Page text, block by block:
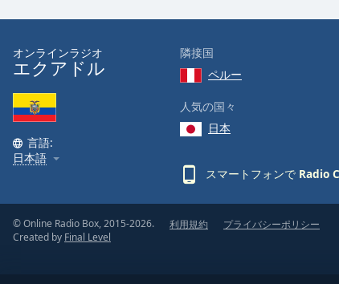
Opacity
Text
Background
Color
Caption
オンラインラジオ
エクアドル
言語:
日本語
隣接国
ペルー
人気の国々
日本
スマートフォンで Radio
© Online Radio Box, 2015-2026.
Created by Final Level
利用規約 プライバシーポリシー